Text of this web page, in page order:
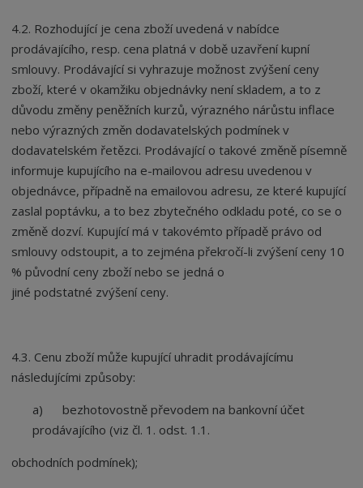
4.2. Rozhodující je cena zboží uvedená v nabídce
prodávajícího, resp. cena platná v době uzavření kupní
smlouvy. Prodávající si vyhrazuje možnost zvýšení ceny
zboží, které v okamžiku objednávky není skladem, a to z
důvodu změny peněžních kurzů, výrazného nárůstu inflace
nebo výrazných změn dodavatelských podmínek v
dodavatelském řetězci. Prodávající o takové změně písemně
informuje kupujícího na e-mailovou adresu uvedenou v
objednávce, případně na emailovou adresu, ze které kupující
zaslal poptávku, a to bez zbytečného odkladu poté, co se o
změně dozví. Kupující má v takovémto případě právo od
smlouvy odstoupit, a to zejména překročí-li zvýšení ceny 10
% původní ceny zboží nebo se jedná o
jiné podstatné zvýšení ceny.
4.3. Cenu zboží může kupující uhradit prodávajícímu
následujícími způsoby:
a) bezhotovostně převodem na bankovní účet
prodávajícího (viz čl. 1. odst. 1.1.
obchodních podmínek);